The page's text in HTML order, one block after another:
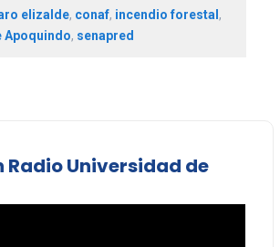
elizalde, conaf, incendio forestal,
Apoquindo, senapred
Radio Universidad de